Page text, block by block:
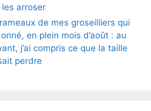
les arroser
de mes groseilliers qui
en plein mois d’août : au
j’ai compris ce que la taille
perdre